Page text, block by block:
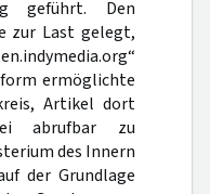
geführt. Den
zur Last gelegt,
ermöglichte
Artikel dort
abrufbar zu
des Innern
der Grundlage